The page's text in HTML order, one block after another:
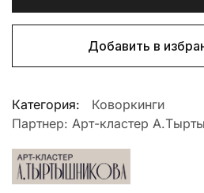
Добавить в
Категория:
Коворкинги
Партнер: Арт-кластер